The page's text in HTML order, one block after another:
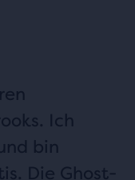
Ich
bin
Die Ghost-